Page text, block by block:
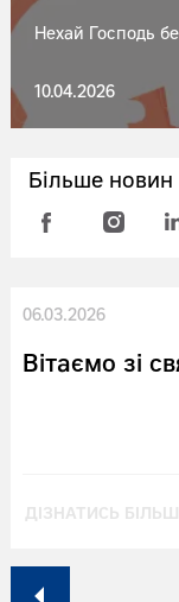
Нехай Господь
10.04.2026
Більше
06.03.2026
Вітаємо зі
ДІЗНАТИСЬ